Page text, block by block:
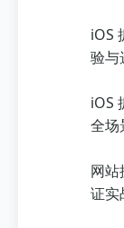
iOS
验与
iOS
全场
网站
证实